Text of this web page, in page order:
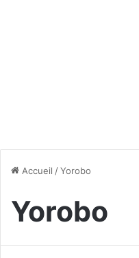
Accueil /Yorobo
Yorobo